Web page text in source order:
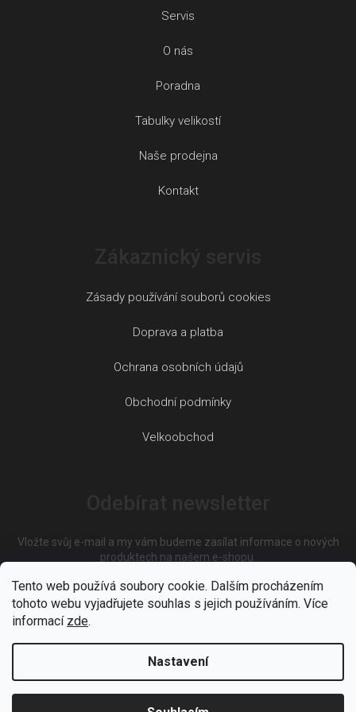
Tento web používá soubory cookie. Dalším procházením
tohoto webu vyjadřujete souhlas s jejich používáním. Více
informací zde.
Nastavení
Servis
O nás
Poradna
Tabulky velikostí
Naše prodejna
Kontakt
Zásady používání souborů cookies
Doprava a platba
Ochrana osobních údajů
Obchodní podmínky
Velkoobchod
Vložte svůj e-mail a my vám budeme zasílat informace o nových
produktech na našem e-shopu.
E-mail
Vložením e-mailu souhlasíte spodmínkami ochrany osobních
údajů